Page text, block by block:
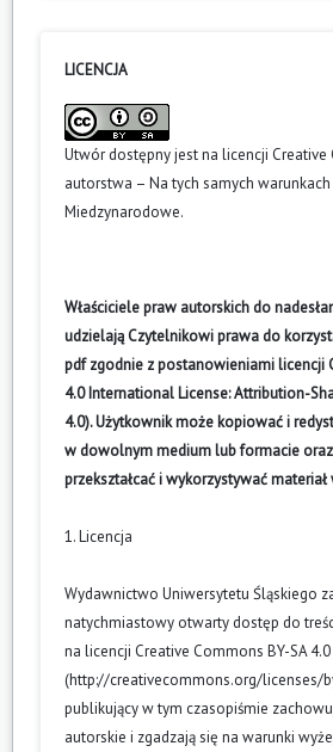
LICENCJA
Utwór dostępny jest na licencji Creative
autorstwa – Na tych samych
Miedzynarodowe.
Właściciele praw autorskich do
udzielają Czytelnikowi prawa do
pdf zgodnie z postanowieniami licencji
4.0 International License: Attribution-
4.0). Użytkownik może kopiować i
w dowolnym medium lub formacie
przekształcać i wykorzystywać
1. Licencja
Wydawnictwo Uniwersytetu Śląskiego
natychmiastowy otwarty dostęp do
na licencji Creative Commons BY-SA 4.0
(http://creativecommons.org/licenses/
publikujący w tym czasopiśmie
autorskie i zgadzają się na warunki